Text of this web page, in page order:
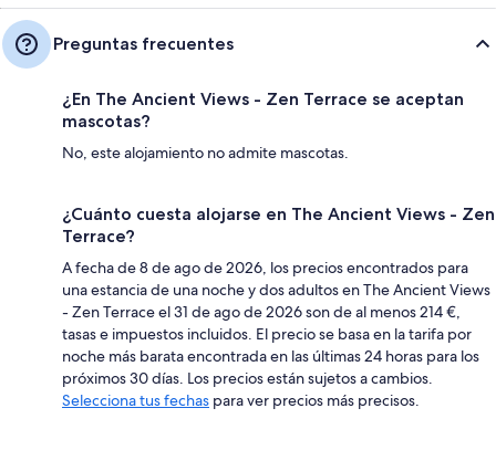
Preguntas frecuentes
¿En The Ancient Views - Zen Terrace se aceptan
mascotas?
No, este alojamiento no admite mascotas.
¿Cuánto cuesta alojarse en The Ancient Views - Zen
Terrace?
A fecha de 8 de ago de 2026, los precios encontrados para
una estancia de una noche y dos adultos en The Ancient Views
- Zen Terrace el 31 de ago de 2026 son de al menos 214 €,
tasas e impuestos incluidos. El precio se basa en la tarifa por
noche más barata encontrada en las últimas 24 horas para los
próximos 30 días. Los precios están sujetos a cambios.
Selecciona tus fechas para ver precios más precisos.